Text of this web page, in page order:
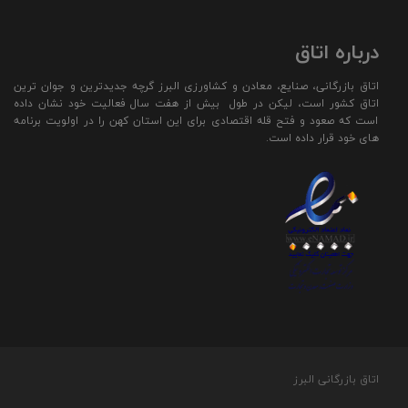
درباره اتاق
اتاق بازرگانی، صنایع، معادن و کشاورزی البرز گرچه جدیدترین و جوان ترین
اتاق کشور است، لیکن در طول بیش از هفت سال فعالیت خود نشان داده
است که صعود و فتح قله اقتصادی برای این استان کهن را در اولویت برنامه
های خود قرار داده است.
اتاق بازرگانی البرز